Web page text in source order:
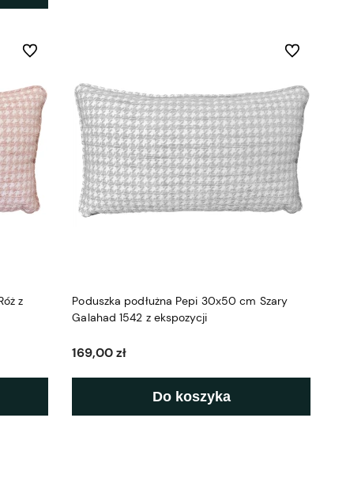
z
Do ulubionych
Poduszka podłużna Pepi 30x50 cm Szary
Galahad 1542 z ekspozycji
169,00 zł
Do koszyka
Do ulubionych